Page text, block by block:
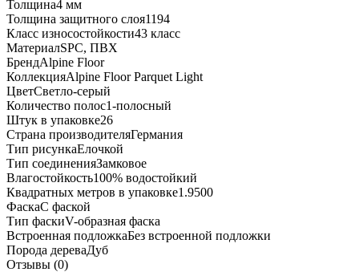
Толщина4 мм
Толщина защитного слоя1194
Класс износостойкости43 класс
МатериалSPC, ПВХ
БрендAlpine Floor
КоллекцияAlpine Floor Parquet Light
ЦветСветло-серый
Количество полос1-полосный
Штук в упаковке26
Страна производителяГермания
Тип рисункаЕлочкой
Тип соединенияЗамковое
Влагостойкость100% водостойкий
Квадратных метров в упаковке1.9500
ФаскаС фаской
Тип фаскиV-образная фаска
Встроенная подложкаБез встроенной подложки
Порода дереваДуб
Отзывы (0)